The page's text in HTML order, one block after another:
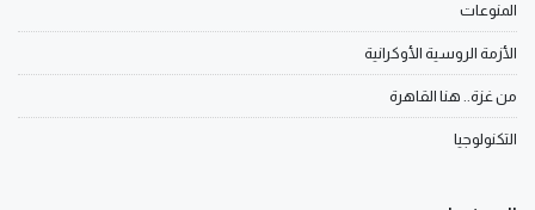
المنوعات
الأزمة الروسية الأوكرانية
من غزة.. هنا القاهرة
التكنولوجيا